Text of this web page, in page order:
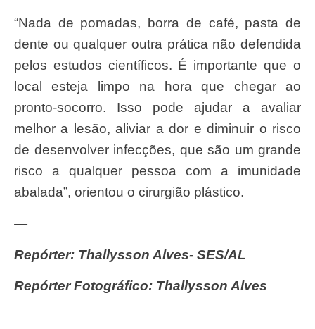
“Nada de pomadas, borra de café, pasta de
dente ou qualquer outra prática não defendida
pelos estudos científicos. É importante que o
local esteja limpo na hora que chegar ao
pronto-socorro. Isso pode ajudar a avaliar
melhor a lesão, aliviar a dor e diminuir o risco
de desenvolver infecções, que são um grande
risco a qualquer pessoa com a imunidade
abalada”, orientou o cirurgião plástico.
—
Repórter: Thallysson Alves- SES/AL
Repórter Fotográfico: Thallysson Alves